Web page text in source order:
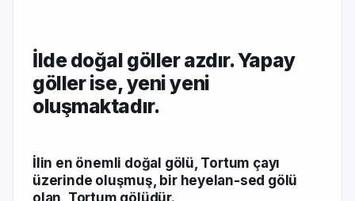
İlde doğal göller azdır. Yapay
göller ise, yeni yeni
oluşmaktadır.
İlin en önemli doğal gölü, Tortum çayı
üzerinde oluşmuş, bir heyelan-sed gölü
olan, Tortum gölüdür.